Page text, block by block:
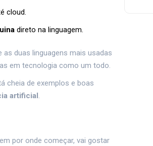
cloud.
direto na linguagem.
as duas linguagens mais usadas
em tecnologia como um todo.
cheia de exemplos e boas
artificial.
por onde começar, vai gostar